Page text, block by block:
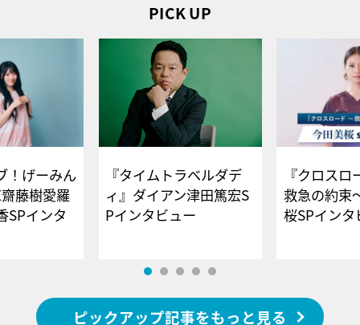
PICK UP
！げーみん
藤樹愛羅
SPインタ
『タイムトラベルダデ
ィ』ダイアン津田篤宏S
Pインタビュー
『クロス
救急の約束
桜SPイ
ピックアップ記事をもっと見る